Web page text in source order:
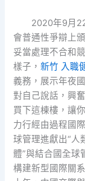
2020年9月
會普通性爭辯上
妥當處理不合和
樣子，新竹 入職
義務，展示年夜
對自己說話，興
買下這棟樓，讓
力行經由過程國
球管理進獻出“人
體”與結合國全球
構建新型國際關